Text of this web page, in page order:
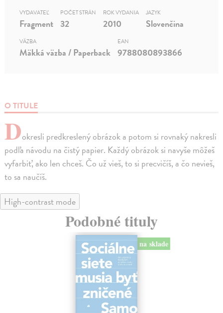
O TITULE
Dokresli predkreslený obrázok a potom si rovnaký nakresli
podľa návodu na čistý papier. Každý obrázok si navyše môžeš
vyfarbiť, ako len chceš. Čo už vieš, to si precvičíš, a čo nevieš,
to sa naučíš.
VYDAVATEĽ
Fragment
POČET STRÁN
32
ROK VYDANIA
2010
JAZYK
Slovenčina
VÄZBA
Mäkká väzba / Paperback
EAN
9788080893866
High-contrast mode
Podobné tituly
na sklade